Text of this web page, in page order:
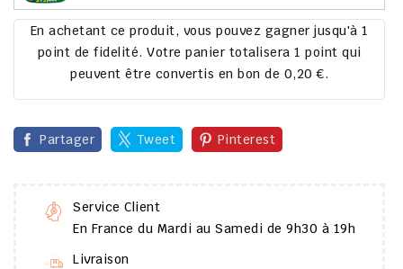
En achetant ce produit, vous pouvez gagner jusqu'à 1
point de fidelité. Votre panier totalisera 1 point qui
peuvent être convertis en bon de 0,20 €.
Partager Tweet Pinterest
Service Client
En France du Mardi au Samedi de 9h30 à 19h
Livraison